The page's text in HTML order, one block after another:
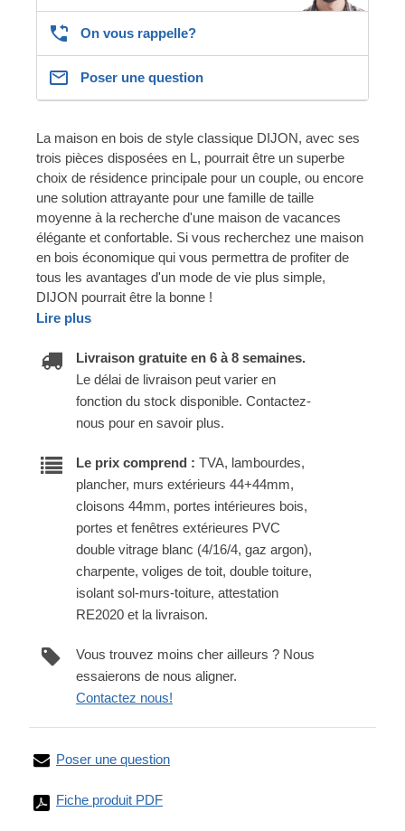
On vous rappelle?
Poser une question
La maison en bois de style classique DIJON, avec ses
trois pièces disposées en L, pourrait être un superbe
choix de résidence principale pour un couple, ou encore
une solution attrayante pour une famille de taille
moyenne à la recherche d'une maison de vacances
élégante et confortable. Si vous recherchez une maison
en bois économique qui vous permettra de profiter de
tous les avantages d'un mode de vie plus simple,
DIJON pourrait être la bonne !
Lire plus
Livraison gratuite en 6 à 8 semaines.
Le délai de livraison peut varier en
fonction du stock disponible. Contactez-
nous pour en savoir plus.
Le prix comprend : TVA, lambourdes,
plancher, murs extérieurs 44+44mm,
cloisons 44mm, portes intérieures bois,
portes et fenêtres extérieures PVC
double vitrage blanc (4/16/4, gaz argon),
charpente, voliges de toit, double toiture,
isolant sol-murs-toiture, attestation
RE2020 et la livraison.
Vous trouvez moins cher ailleurs ? Nous
essaierons de nous aligner.
Contactez nous!
Poser une question
Fiche produit PDF